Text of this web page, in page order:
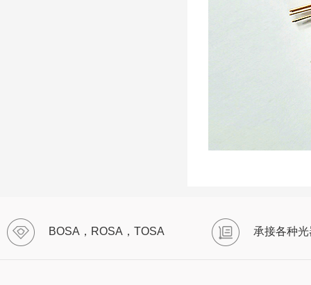
BOSA，ROSA，TOSA 承接各种